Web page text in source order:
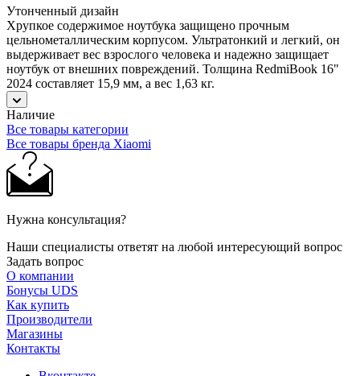
Утонченный дизайн
Хрупкое содержимое ноутбука защищено прочным
цельнометаллическим корпусом. Ультратонкий и легкий, он
выдерживает вес взрослого человека и надежно защищает
ноутбук от внешних повреждений. Толщина RedmiBook 16"
2024 составляет 15,9 мм, а вес 1,63 кг.
Наличие
Все товары категории
Все товары бренда Xiaomi
Нужна консультация?
Наши специалисты ответят на любой интересующий вопрос
Задать вопрос
О компании
Бонусы UDS
Как купить
Производители
Магазины
Контакты